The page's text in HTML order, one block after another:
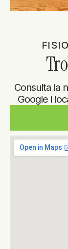
Consulta la
Google i